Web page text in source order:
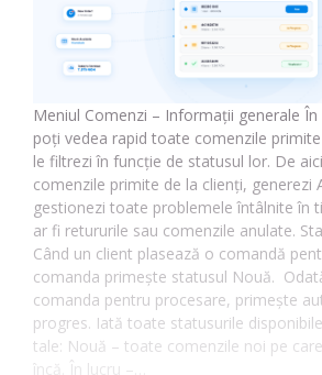
Meniul Comenzi – Informații generale
poți vedea rapid toate comenzile
le filtrezi în funcție de statusul lor. De
comenzile primite de la clienți, generezi
gestionezi toate problemele întâlnite în
ar fi retururile sau comenzile anulate.
Când un client plasează o comandă
comanda primește statusul Nouă.
comanda pentru procesare, primește
progres. Iată toate statusurile
tale: Nouă – toate comenzile noi pe
încă. În lucru –…